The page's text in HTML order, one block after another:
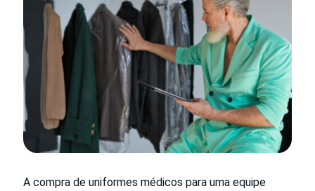
A compra de uniformes médicos para uma equipe